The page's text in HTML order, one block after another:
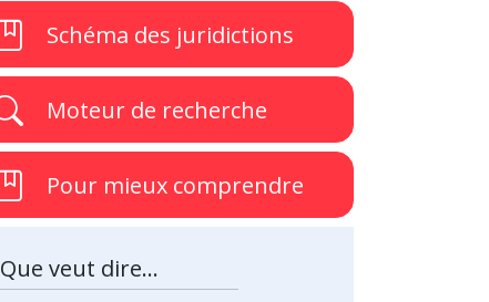
Schéma des juridictions
Moteur de recherche
Pour mieux comprendre
Que veut dire...